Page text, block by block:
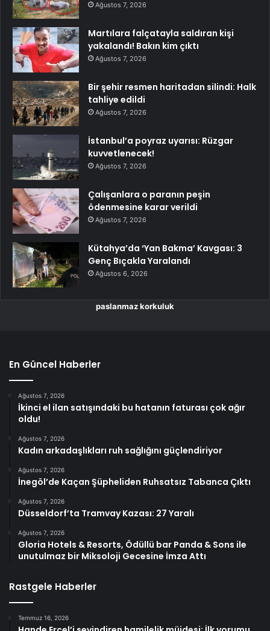
Ağustos 7, 2026
Martılara falçatayla saldıran kişi
yakalandı! Bakın kim çıktı
Ağustos 7, 2026
Bir şehir resmen haritadan silindi: Halk
tahliye edildi
Ağustos 7, 2026
İstanbul’a poyraz uyarısı: Rüzgar
kuvvetlenecek!
Ağustos 7, 2026
Çalışanlara o paranın peşin
ödenmesine karar verildi
Ağustos 7, 2026
Kütahya’da ‘Yan Bakma’ Kavgası: 3
Genç Bıçakla Yaralandı
Ağustos 6, 2026
paslanmaz korkuluk
En Güncel Haberler
Ağustos 7, 2026
İkinci el ilan satışındaki bu hatanın faturası çok ağır
oldu!
Ağustos 7, 2026
Kadın arkadaşlıkları ruh sağlığını güçlendiriyor
Ağustos 7, 2026
İnegöl’de Kaçan Şüpheliden Ruhsatsız Tabanca Çıktı
Ağustos 7, 2026
Düsseldorf’ta Tramvay Kazası: 27 Yaralı
Ağustos 7, 2026
Gloria Hotels & Resorts, Ödüllü bar Panda & Sons ile
unutulmaz bir Miksoloji Gecesine İmza Attı
Rastgele Haberler
Temmuz 16, 2026